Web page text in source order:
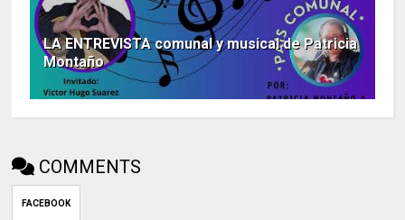
LA ENTREVISTA comunal y musical de Patricia
Montaño
COMMENTS
FACEBOOK